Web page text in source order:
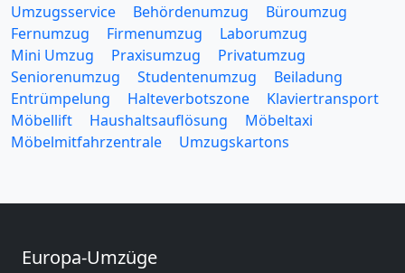
Umzugsservice Behördenumzug
Büroumzug
Fernumzug
Firmenumzug
Laborumzug
Mini Umzug
Praxisumzug
Privatumzug
Seniorenumzug
Studentenumzug
Beiladung
Entrümpelung
Halteverbotszone
Klaviertransport
Möbellift
Haushaltsauflösung
Möbeltaxi
Möbelmitfahrzentrale
Umzugskartons
Europa-Umzüge